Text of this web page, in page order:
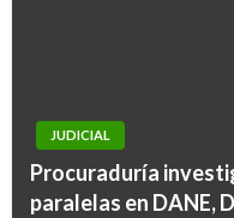
JUDICIAL
Procuraduría
paralelas en DANE,